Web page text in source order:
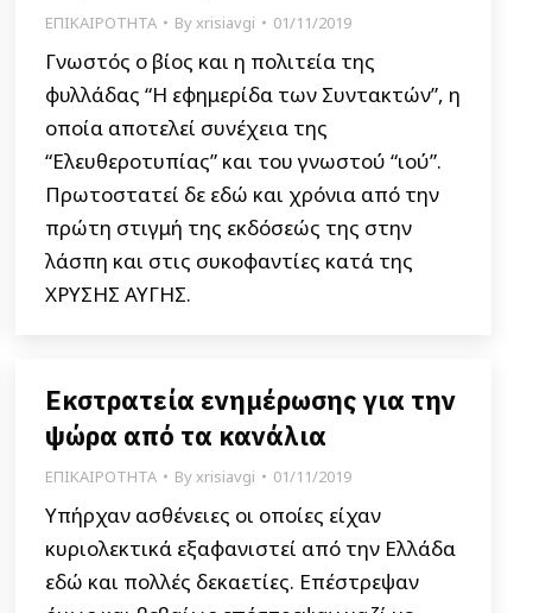
ΕΠΙΚΑΙΡΟΤΗΤΑ Byxrisiavgi 01/11/2019
Γνωστός ο βίος και η πολιτεία της
φυλλάδας “Η εφημερίδα των Συντακτών”, η
οποία αποτελεί συνέχεια της
“Ελευθεροτυπίας” και του γνωστού “ιού”.
Πρωτοστατεί δε εδώ και χρόνια από την
πρώτη στιγμή της εκδόσεώς της στην
λάσπη και στις συκοφαντίες κατά της
ΧΡΥΣΗΣ ΑΥΓΗΣ.
Εκστρατεία ενημέρωσης για την
ψώρα από τα κανάλια
ΕΠΙΚΑΙΡΟΤΗΤΑ Byxrisiavgi 01/11/2019
Υπήρχαν ασθένειες οι οποίες είχαν
κυριολεκτικά εξαφανιστεί από την Ελλάδα
εδώ και πολλές δεκαετίες. Επέστρεψαν